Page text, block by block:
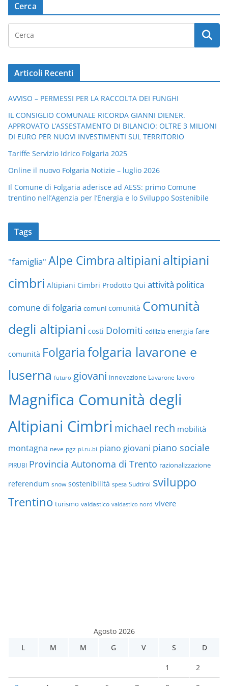
Cerca
Articoli Recenti
AVVISO – PERMESSI PER LA RACCOLTA DEI FUNGHI
IL CONSIGLIO COMUNALE RICORDA GIANNI DIENER.
APPROVATO L’ASSESTAMENTO DI BILANCIO: OLTRE 3 MILIONI
DI EURO PER NUOVI INVESTIMENTI SUL TERRITORIO
Tariffe Servizio Idrico Folgaria 2025
Online il nuovo Folgaria Notizie – luglio 2026
Il Comune di Folgaria aderisce ad AESS: primo Comune
trentino nell’Agenzia per l’Energia e lo Sviluppo Sostenibile
Tags
"famiglia" Alpe Cimbra altipiani altipiani
cimbri Altipiani Cimbri Prodotto Qui attività politica
comune di folgaria comuni comunità Comunità
degli altipiani costi Dolomiti edilizia energia fare
comunità Folgariafolgaria lavarone e
luserna futuro giovani innovazione Lavarone lavoro
Magnifica Comunità degli
Altipiani Cimbri michael rech mobilità
montagna neve pgz pi.ru.bi piano giovani piano sociale
PIRUBI Provincia Autonoma di Trento razionalizzazione
referendum snow sostenibilità spesa Sudtirol sviluppo
Trentino turismo valdastico valdastico nord vivere
Agosto 2026
L
M M G V S D
1 2